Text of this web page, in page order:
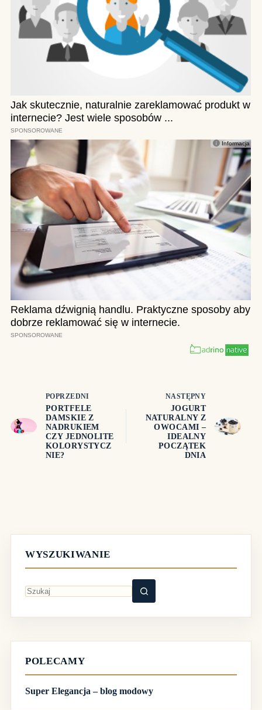
POPRZEDNI
PORTFELE
DAMSKIE Z
NADRUKIEM
CZY JEDNOLITE
KOLORYSTYCZ
NIE?
NASTĘPNY
JOGURT
NATURALNY Z
OWOCAMI –
IDEALNY
POCZĄTEK
DNIA
WYSZUKIWANIE
wyników
POLECAMY
Super Elegancja – blog modowy